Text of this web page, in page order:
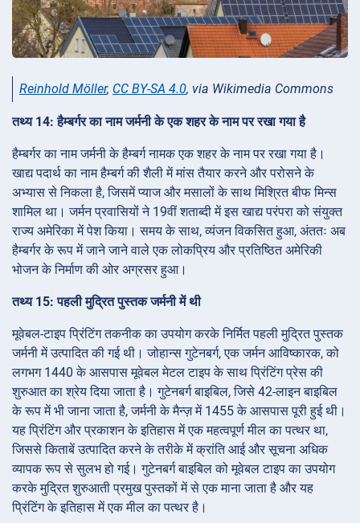
Reinhold Möller, CC BY-SA 4.0, via Wikimedia Commons
तथ्य 14: हैम्बर्गर का नाम जर्मनी के एक शहर के नाम पर रखा गया है
हैम्बर्गर का नाम जर्मनी के हैम्बर्ग नामक एक शहर के नाम पर रखा गया है।
खाद्य पदार्थ का नाम हैम्बर्ग की शैली में मांस तैयार करने और परोसने के
अभ्यास से निकला है, जिसमें प्याज और मसालों के साथ मिश्रित बीफ मिन्स
शामिल था। जर्मन प्रवासियों ने 19वीं शताब्दी में इस खाद्य परंपरा को संयुक्त
राज्य अमेरिका में पेश किया। समय के साथ, व्यंजन विकसित हुआ, अंततः अब
हैम्बर्गर के रूप में जाने जाने वाले एक लोकप्रिय और प्रतिष्ठित अमेरिकी
भोजन के निर्माण की ओर अग्रसर हुआ।
तथ्य 15: पहली मुद्रित पुस्तक जर्मनी में थी
मूवेबल-टाइप प्रिंटिंग तकनीक का उपयोग करके निर्मित पहली मुद्रित पुस्तक
जर्मनी में उत्पादित की गई थी। जोहान्स गुटेनबर्ग, एक जर्मन आविष्कारक, को
लगभग 1440 के आसपास मूवेबल मेटल टाइप के साथ प्रिंटिंग प्रेस की
शुरुआत का श्रेय दिया जाता है। गुटेनबर्ग बाइबिल, जिसे 42-लाइन बाइबिल
के रूप में भी जाना जाता है, जर्मनी के मैन्ज़ में 1455 के आसपास पूरी हुई थी।
यह प्रिंटिंग और प्रकाशन के इतिहास में एक महत्वपूर्ण मील का पत्थर था,
जिससे किताबें उत्पादित करने के तरीके में क्रांति आई और सूचना अधिक
व्यापक रूप से सुलभ हो गई। गुटेनबर्ग बाइबिल को मूवेबल टाइप का उपयोग
करके मुद्रित शुरुआती प्रमुख पुस्तकों में से एक माना जाता है और यह
प्रिंटिंग के इतिहास में एक मील का पत्थर है।